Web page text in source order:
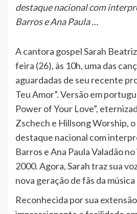
destaque nacional com
Barros e Ana Paula …
A cantora gospel Sarah
feira (26), às 10h, uma das
aguardadas de seu recente
Teu Amor”. Versão em
Power of Your Love”,
Zschech e Hillsong Worship,
destaque nacional com
Barros e Ana Paula Valadão
2000. Agora, Sarah traz sua
nova geração de fãs da
Reconhecida por sua